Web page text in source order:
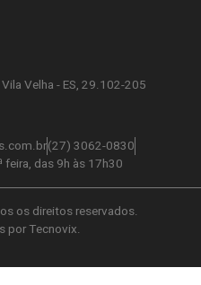
Velha - ES, 29.102-205
(27) 3062-0830
feira, das 9h às 17h30
os direitos reservados.
por Tecnovix.